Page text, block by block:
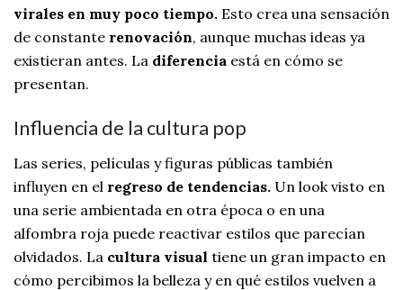
virales en muy poco tiempo. Esto crea una sensación
de constante renovación, aunque muchas ideas ya
existieran antes. La diferencia está en cómo se
presentan.
Influencia de la cultura pop
Las series, películas y figuras públicas también
influyen en el regreso de tendencias. Un look visto en
una serie ambientada en otra época o en una
alfombra roja puede reactivar estilos que parecían
olvidados. La cultura visual tiene un gran impacto en
cómo percibimos la belleza y en qué estilos vuelven a